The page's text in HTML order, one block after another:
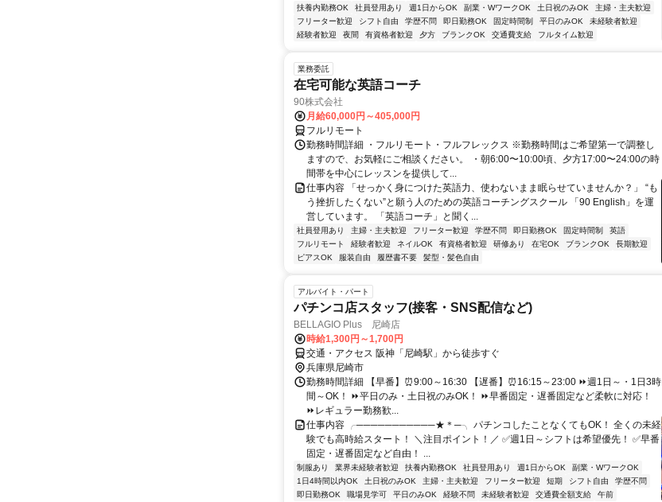
扶養内勤務OK 社員登用あり 週1日からOK 副業・WワークOK 土日祝のみOK
主婦・主夫歓迎
フリーター歓迎
シフト自由 学歴不問 即日勤務OK 固定時間制 平日のみOK
未経験者歓迎
経験者歓迎
夜間 有資格者歓迎 夕方 ブランクOK 交通費支給 フルタイム歓迎
業務委託
在宅可能な英語コーチ
90株式会社
月給60,000円～405,000円
フルリモート
勤務時間詳細 ・フルリモート・フルフレックス ※勤務時間はご希望第一で調整し
ますので、お気軽にご相談ください。 ・朝6:00〜10:00頃、夕方17:00〜24:00の時
間帯を中心にレッスンを提供して...
仕事内容 「せっかく身につけた英語力、使わないまま眠らせていませんか？」 “も
う挫折したくない”と願う人のための英語コーチングスクール 「90 English」を運
営しています。 「英語コーチ」と聞く...
社員登用あり 主婦・主夫歓迎 フリーター歓迎 学歴不問 即日勤務OK 固定時間制
英語
フルリモート
経験者歓迎 ネイルOK 有資格者歓迎 研修あり 在宅OK ブランクOK
長期歓迎
ピアスOK
服装自由 履歴書不要 髪型・髪色自由
アルバイト・パート
パチンコ店スタッフ(接客・SNS配信など)
BELLAGIO Plus 尼崎店
時給1,300円～1,700円
交通・アクセス 阪神「尼崎駅」から徒歩すぐ
兵庫県尼崎市
勤務時間詳細 【早番】⏰9:00～16:30 【遅番】⏰16:15～23:00 ⏩週1日～・1日3時
間～OK！ ⏩平日のみ・土日祝のみOK！ ⏩早番固定・遅番固定など柔軟に対応！
⏩レギュラー勤務歓...
仕事内容 ╭───────────★＊─╮ パチンコしたことなくてもOK！ 全くの未経
験でも高時給スタート！ ＼注目ポイント！／ ✅週1日～シフトは希望優先！ ✅早番
固定・遅番固定など自由！ ...
制服あり 業界未経験者歓迎 扶養内勤務OK 社員登用あり 週1日からOK
副業・WワークOK
1日4時間以内OK
土日祝のみOK 主婦・主夫歓迎 フリーター歓迎 短期 シフト自由
学歴不問
即日勤務OK
職場見学可 平日のみOK 経験不問 未経験者歓迎 交通費全額支給 午前